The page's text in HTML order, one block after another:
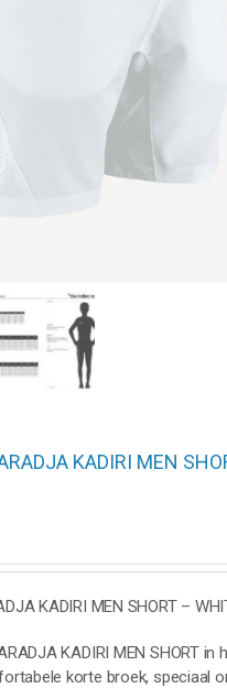
KADIRI MEN
KADIRI MEN SHORT –
KADIRI MEN SHORT in
korte broek, speciaal